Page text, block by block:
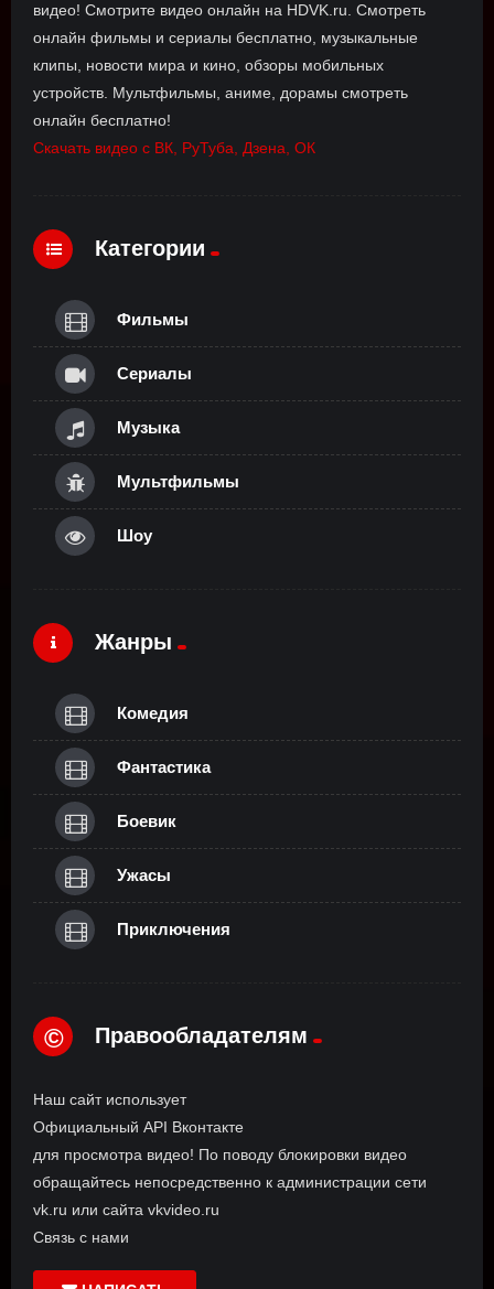
видео! Смотрите видео онлайн на HDVK.ru. Смотреть
онлайн фильмы и сериалы бесплатно, музыкальные
клипы, новости мира и кино, обзоры мобильных
устройств. Мультфильмы, аниме, дорамы смотреть
онлайн бесплатно!
Скачать видео с ВК, РуТуба, Дзена, ОК
Категории
Фильмы
Сериалы
Музыка
Мультфильмы
Шоу
Жанры
Комедия
Фантастика
Боевик
Ужасы
Приключения
© Правообладателям
Наш сайт использует
Официальный API Вконтакте
для просмотра видео! По поводу блокировки видео
обращайтесь непосредственно к администрации сети
vk.ru или сайта vkvideo.ru
Связь с нами